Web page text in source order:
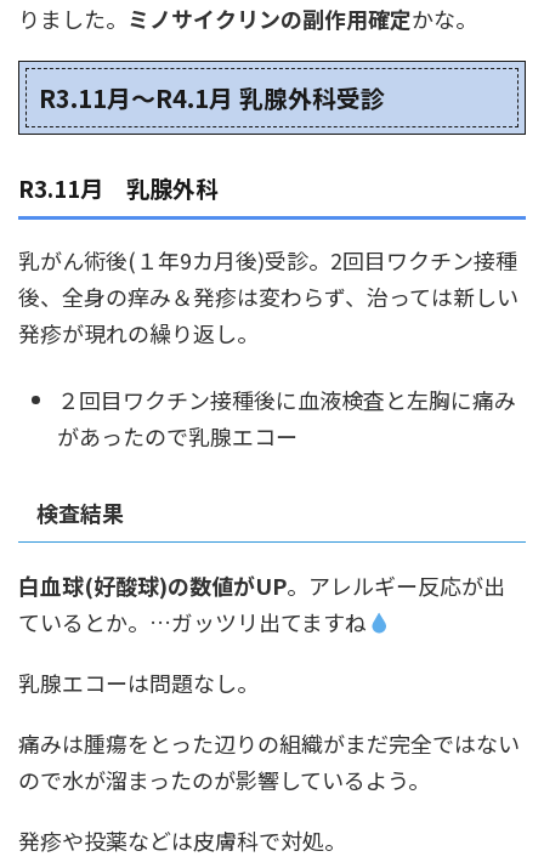
りました。 ミノサイクリンの副作用確定かな。
R3.11月～R4.1月 乳腺外科受診
R3.11月 乳腺外科
乳がん術後(１年9カ月後)受診。2回目ワクチン接種
後、全身の痒み＆発疹は変わらず、治っては新しい
発疹が現れの繰り返し。
２回目ワクチン接種後に血液検査と左胸に痛み
があったので乳腺エコー
検査結果
白血球(好酸球)の数値がUP。アレルギー反応が出
ているとか。…ガッツリ出てますね
乳腺エコーは問題なし。
痛みは腫瘍をとった辺りの組織がまだ完全ではない
ので水が溜まったのが影響しているよう。
発疹や投薬などは皮膚科で対処。